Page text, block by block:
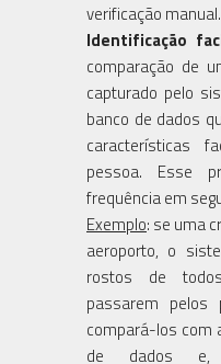
verificação manual.
Identificação
comparação de
capturado pelo
banco de dados
características
pessoa. Esse
frequência em
Exemplo: se uma
aeroporto, o
rostos de
passarem pelos
compará-los com
de dados e,